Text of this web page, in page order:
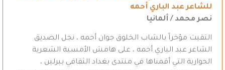
للشاعر عبد الباري أحمه
نصر محمد / ألمانيا
التقيت مؤخراً بالشاب الخلوق جوان أحمه ، نجل الصديق
الشاعر عبد الباري أحمه ، على هامش الأمسية الشعرية
الحوارية التي أقمناها في منتدى بغداد الثقافي ببرلين ،